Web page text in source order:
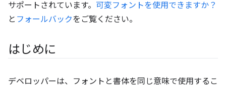
サポートされています。 可変フォントを使用できますか？
と フォールバックをご覧ください。
はじめに
デベロッパーは、フォントと書体を同じ意味で使用するこ